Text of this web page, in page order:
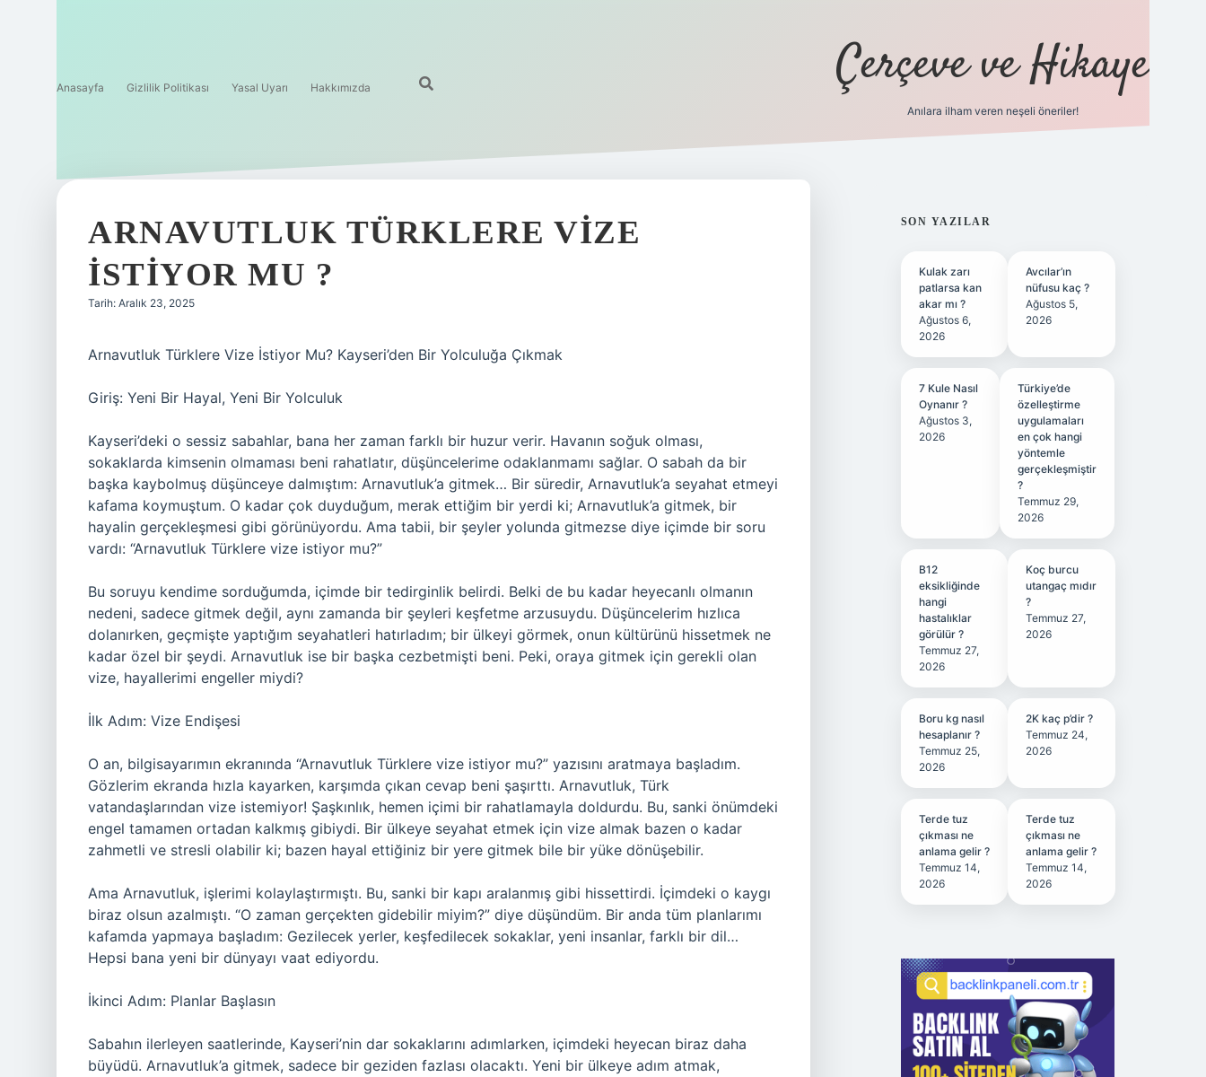
Anasayfa Gizlilik Politikası Yasal Uyarı Hakkımızda Çerçeve ve Hikaye
Anılara ilham veren neşeli öneriler!
ARNAVUTLUK TÜRKLERE VIZE
ISTIYOR MU ?
Tarih: Aralık 23, 2025
Arnavutluk Türklere Vize İstiyor Mu? Kayseri’den Bir Yolculuğa Çıkmak
Giriş: Yeni Bir Hayal, Yeni Bir Yolculuk
Kayseri’deki o sessiz sabahlar, bana her zaman farklı bir huzur verir. Havanın soğuk olması,
sokaklarda kimsenin olmaması beni rahatlatır, düşüncelerime odaklanmamı sağlar. O sabah da bir
başka kaybolmuş düşünceye dalmıştım: Arnavutluk’a gitmek… Bir süredir, Arnavutluk’a seyahat etmeyi
kafama koymuştum. O kadar çok duyduğum, merak ettiğim bir yerdi ki; Arnavutluk’a gitmek, bir
hayalin gerçekleşmesi gibi görünüyordu. Ama tabii, bir şeyler yolunda gitmezse diye içimde bir soru
vardı: “Arnavutluk Türklere vize istiyor mu?”
Bu soruyu kendime sorduğumda, içimde bir tedirginlik belirdi. Belki de bu kadar heyecanlı olmanın
nedeni, sadece gitmek değil, aynı zamanda bir şeyleri keşfetme arzusuydu. Düşüncelerim hızlıca
dolanırken, geçmişte yaptığım seyahatleri hatırladım; bir ülkeyi görmek, onun kültürünü hissetmek ne
kadar özel bir şeydi. Arnavutluk ise bir başka cezbetmişti beni. Peki, oraya gitmek için gerekli olan
vize, hayallerimi engeller miydi?
İlk Adım: Vize Endişesi
O an, bilgisayarımın ekranında “Arnavutluk Türklere vize istiyor mu?” yazısını aratmaya başladım.
Gözlerim ekranda hızla kayarken, karşımda çıkan cevap beni şaşırttı. Arnavutluk, Türk
vatandaşlarından vize istemiyor! Şaşkınlık, hemen içimi bir rahatlamayla doldurdu. Bu, sanki önümdeki
engel tamamen ortadan kalkmış gibiydi. Bir ülkeye seyahat etmek için vize almak bazen o kadar
zahmetli ve stresli olabilir ki; bazen hayal ettiğiniz bir yere gitmek bile bir yüke dönüşebilir.
Ama Arnavutluk, işlerimi kolaylaştırmıştı. Bu, sanki bir kapı aralanmış gibi hissettirdi. İçimdeki o kaygı
biraz olsun azalmıştı. “O zaman gerçekten gidebilir miyim?” diye düşündüm. Bir anda tüm planlarımı
kafamda yapmaya başladım: Gezilecek yerler, keşfedilecek sokaklar, yeni insanlar, farklı bir dil…
Hepsi bana yeni bir dünyayı vaat ediyordu.
İkinci Adım: Planlar Başlasın
Sabahın ilerleyen saatlerinde, Kayseri’nin dar sokaklarını adımlarken, içimdeki heyecan biraz daha
büyüdü. Arnavutluk’a gitmek, sadece bir geziden fazlası olacaktı. Yeni bir ülkeye adım atmak,
SIDEBAR
SON YAZILAR
Kulak zarı
patlarsa kan
akar mı ?
Ağustos 6,
2026
Avcılar’ın
nüfusu kaç ?
Ağustos 5,
2026
7 Kule Nasıl
Oynanır ?
Ağustos 3,
2026
Türkiye’de
özelleştirme
uygulamaları
en çok hangi
yöntemle
gerçekleşmiştir
?
Temmuz 29,
2026
B12
eksikliğinde
hangi
hastalıklar
görülür ?
Temmuz 27,
2026
Koç burcu
utangaç mıdır
?
Temmuz 27,
2026
Boru kg nasıl
hesaplanır ?
Temmuz 25,
2026
2K kaç p’dir ?
Temmuz 24,
2026
Terde tuz
çıkması ne
anlama gelir ?
Temmuz 14,
2026
Terde tuz
çıkması ne
anlama gelir ?
Temmuz 14,
2026